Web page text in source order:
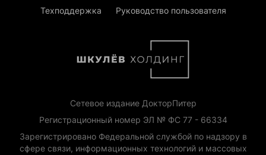
Техподдержка
Руководство пользователя
Сетевое издание ДокторПитер
Регистрационный номер ЭЛ № ФС 77 - 66334
Зарегистрировано Федеральной службой по надзору в
сфере связи, информационных технологий и массовых